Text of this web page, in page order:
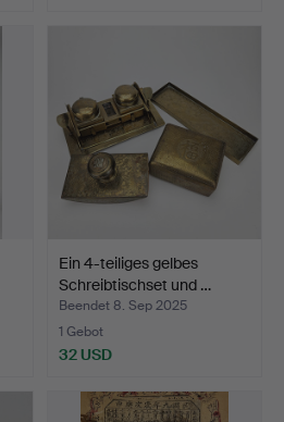
Ein 4-teiliges gelbes
Schreibtischset und …
Beendet 8. Sep 2025
1 Gebot
32 USD